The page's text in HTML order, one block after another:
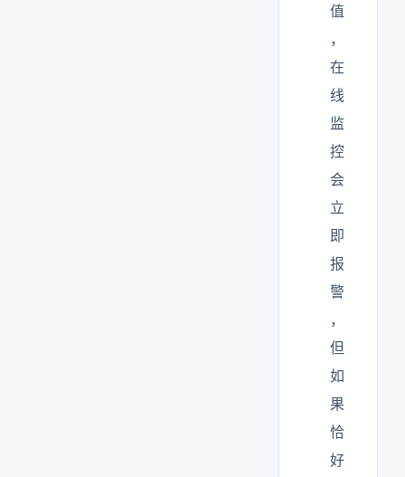
值
，
在
线
监
控
会
立
即
报
警
，
但
如
果
恰
好